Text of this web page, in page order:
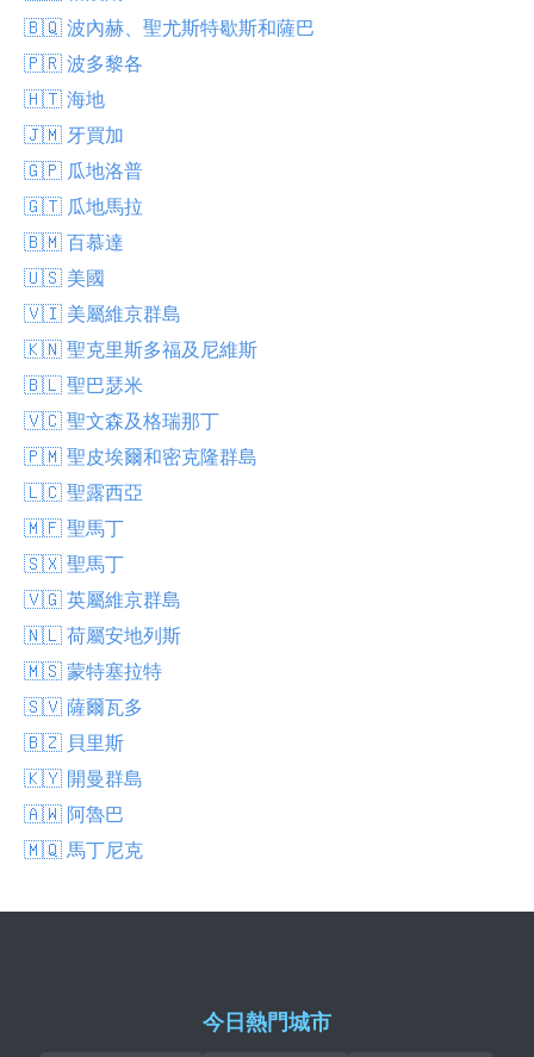
🇧🇶 波內赫、聖尤斯特歇斯和薩巴
🇵🇷 波多黎各
🇭🇹 海地
🇯🇲 牙買加
🇬🇵 瓜地洛普
🇬🇹 瓜地馬拉
🇧🇲 百慕達
🇺🇸 美國
🇻🇮 美屬維京群島
🇰🇳 聖克里斯多福及尼維斯
🇧🇱 聖巴瑟米
🇻🇨 聖文森及格瑞那丁
🇵🇲 聖皮埃爾和密克隆群島
🇱🇨 聖露西亞
🇲🇫 聖馬丁
🇸🇽 聖馬丁
🇻🇬 英屬維京群島
🇳🇱 荷屬安地列斯
🇲🇸 蒙特塞拉特
🇸🇻 薩爾瓦多
🇧🇿 貝里斯
🇰🇾 開曼群島
🇦🇼 阿魯巴
🇲🇶 馬丁尼克
今日熱門城市